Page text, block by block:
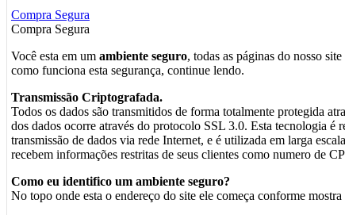
Compra Segura
Compra Segura
Você esta em um ambiente seguro, todas as páginas do nosso site
como funciona esta segurança, continue lendo.
Transmissão Criptografada.
Todos os dados são transmitidos de forma totalmente protegida
dos dados ocorre através do protocolo SSL 3.0. Esta tecnologia é
transmissão de dados via rede Internet, e é utilizada em larga
recebem informações restritas de seus clientes como numero de
Como eu identifico um ambiente seguro?
No topo onde esta o endereço do site ele começa conforme